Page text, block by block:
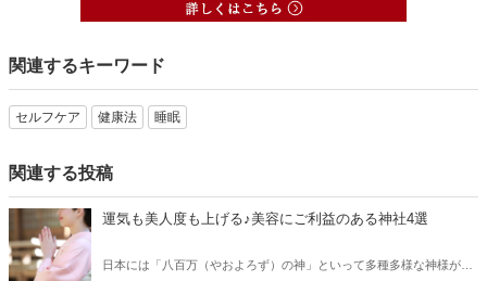
関連するキーワード
セルフケア 健康法 睡眠
関連する投稿
運気も美人度も上げる♪美容にご利益のある神社4選
日本には「八百万（やおよろず）の神」といって多種多様な神様がお